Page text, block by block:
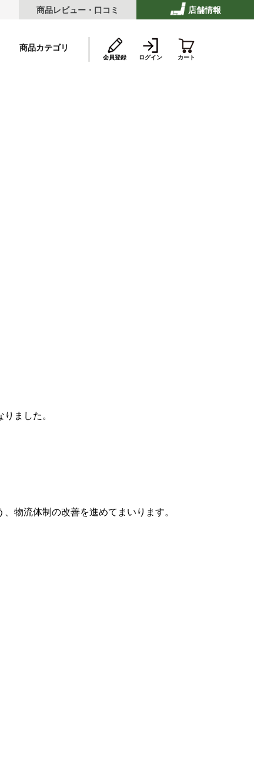
店舗情報
商品レビュー・口コミ
商品カテゴリ
会員登録 ログイン カート
ました。
物流体制の改善を進めてまいります。